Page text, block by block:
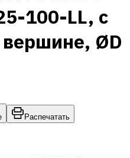
100-LL, с
ØD
Распечатать